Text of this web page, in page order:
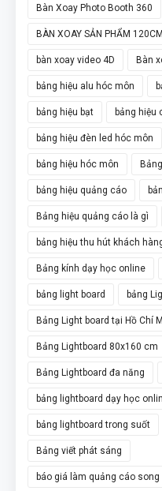
Bàn Xoay Photo Booth 360
BÀN XOAY SẢN PHẨM
bàn xoay video 4D Bàn
bảng hiệu alu hóc môn
bảng hiệu bạt bảng hiệu
bảng hiệu đèn led hóc môn
bảng hiệu hóc môn
bảng hiệu quảng cáo
Bảng hiệu quảng cáo là gì
bảng hiệu thu hút khách
Bảng kính dạy học online
bảng light board bảng
Bảng Light board tại Hồ Chí
Bảng Lightboard 80x160 cm
Bảng Lightboard đa năng
bảng lightboard dạy học
bảng lightboard trong suốt
Bảng viết phát sáng
báo giá làm quảng cáo